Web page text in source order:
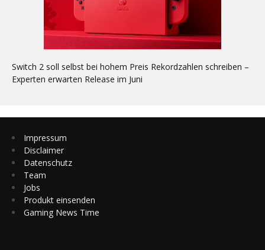
Switch 2 soll selbst bei hohem Preis Rekordzahlen schreiben –
Experten erwarten Release im Juni
Impressum
Disclaimer
Datenschutz
Team
Jobs
Produkt einsenden
Gaming News Time